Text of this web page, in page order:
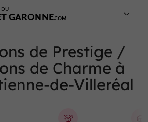
DU
GARONNE
de Prestige /
de Charme à
de-Villeréal